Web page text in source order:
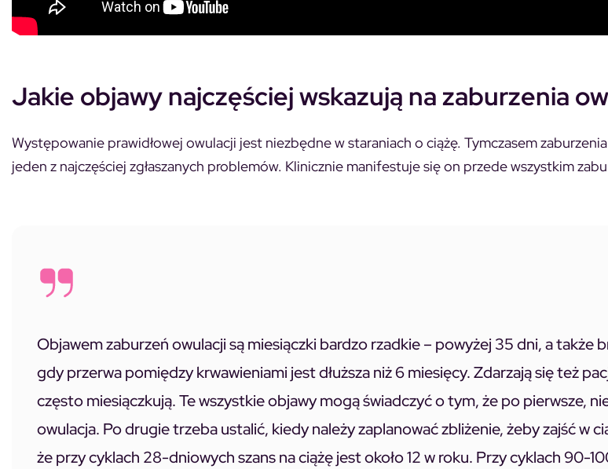
Jakie objawy najczęściej wskazują na zaburzenia
Występowanie prawidłowej owulacji jest niezbędne w staraniach o ciążę. Tymczasem
jeden z najczęściej zgłaszanych problemów. Klinicznie manifestuje się on przede wszystkim
Objawem zaburzeń owulacji są miesiączki bardzo rzadkie – powyżej 35 dni, a także
gdy przerwa pomiędzy krwawieniami jest dłuższa niż 6 miesięcy. Zdarzają się też
często miesiączkują. Te wszystkie objawy mogą świadczyć o tym, że po pierwsze,
owulacja. Po drugie trzeba ustalić, kiedy należy zaplanować zbliżenie, żeby zajść w
że przy cyklach 28-dniowych szans na ciążę jest około 12 w roku. Przy cyklach 90-